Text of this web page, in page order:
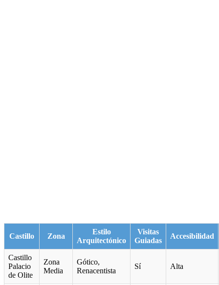
Castillo Zona
Estilo
Arquitectónico
Visitas
Guiadas
Accesibilidad
Castillo
Palacio
de Olite
Zona
Media
Gótico,
Renacentista
Sí Alta